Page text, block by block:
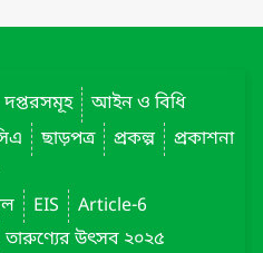
দপ্তরসমূহ
আইন ও বিধি
ছাড়পত্র প্রকল্প
প্রকাশনা
EIS
Article-6
তারুণ্যের উৎসব ২০২৫